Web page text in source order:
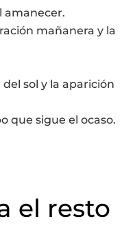
amanecer.
mañanera y la
sol y la aparición
que sigue el ocaso.
el resto